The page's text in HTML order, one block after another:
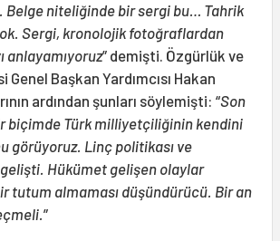
Belge niteliğinde bir sergi bu… Tahrik
Sergi, kronolojik fotoğraflardan
anlayamıyoruz” demişti. Özgürlük ve
Genel Başkan Yardımcısı Hakan
ardından şunları söylemişti: “Son
biçimde Türk milliyetçiliğinin kendini
görüyoruz. Linç politikası ve
Hükümet gelişen olaylar
tutum almaması düşündürücü. Bir an
”